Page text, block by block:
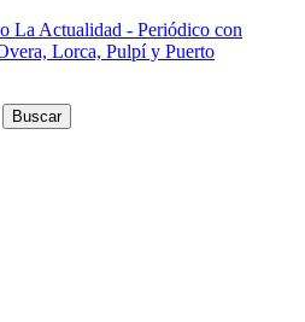
La Actualidad - Periódico con
Lorca, Pulpí y Puerto